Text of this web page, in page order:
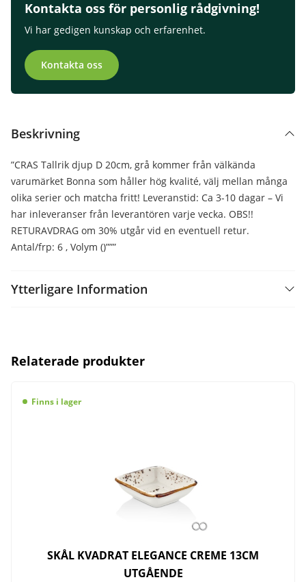
Kontakta oss för personlig rådgivning!
Vi har gedigen kunskap och erfarenhet.
Kontakta oss
Beskrivning
”CRAS Tallrik djup D 20cm, grå kommer från välkända
varumärket Bonna som håller hög kvalité, välj mellan många
olika serier och matcha fritt! Leveranstid: Ca 3-10 dagar – Vi
har inleveranser från leverantören varje vecka. OBS!!
RETURAVDRAG om 30% utgår vid en eventuell retur.
Antal/frp: 6 , Volym ()”””
Ytterligare Information
Relaterade produkter
Finns i lager
SKÅL KVADRAT ELEGANCE CREME 13CM
UTGÅENDE